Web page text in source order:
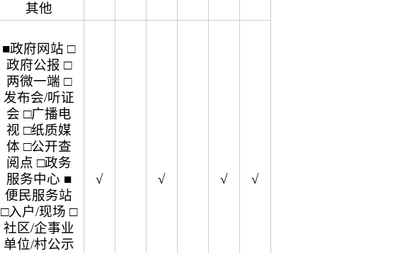
其他
■政府网站 □
政府公报 □
两微一端 □
发布会/听证
会 □广播电
视 □纸质媒
体 □公开查
阅点 □政务
服务中心 ■
便民服务站
□入户/现场 □
社区/企事业
单位/村公示
√ √ √ √